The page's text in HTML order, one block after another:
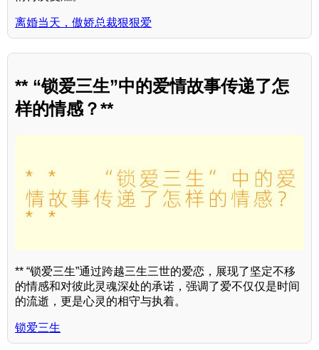
离婚当天，傲娇总裁狠狠爱
** “锁爱三生”中的爱情故事传递了怎
样的情感？**
** “锁爱三生”通过跨越三生三世的爱恋，展现了坚定不移
的情感和对彼此灵魂深处的承诺，强调了爱不仅仅是时间
的流逝，更是心灵的相守与执着。
锁爱三生